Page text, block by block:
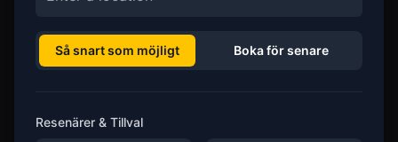
Så snart som möjligt Boka för senare
Resenärer & Tillval